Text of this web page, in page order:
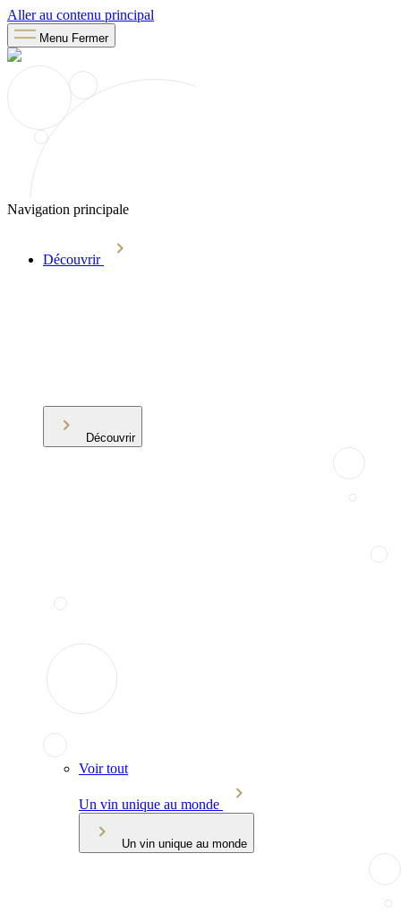
Aller au contenu principal
Menu Fermer
Navigation principale
Découvrir
Découvrir
Voir tout
Un vin unique au monde
Un vin unique au monde